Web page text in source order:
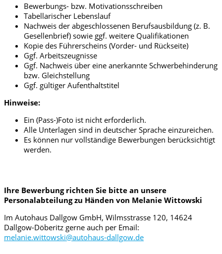
Bewerbungs- bzw. Motivationsschreiben
Tabellarischer Lebenslauf
Nachweis der abgeschlossenen Berufsausbildung (z. B.
Gesellenbrief) sowie ggf. weitere Qualifikationen
Kopie des Führerscheins (Vorder- und Rückseite)
Ggf. Arbeitszeugnisse
Ggf. Nachweis über eine anerkannte Schwerbehinderung
bzw. Gleichstellung
Ggf. gültiger Aufenthaltstitel
Hinweise:
Ein (Pass-)Foto ist nicht erforderlich.
Alle Unterlagen sind in deutscher Sprache einzureichen.
Es können nur vollständige Bewerbungen berücksichtigt
werden.
Ihre Bewerbung richten Sie bitte an unsere
Personalabteilung zu Händen von Melanie Wittowski
Im Autohaus Dallgow GmbH, Wilmsstrasse 120, 14624
Dallgow-Döberitz gerne auch per Email:
melanie.wittowski@autohaus-dallgow.de